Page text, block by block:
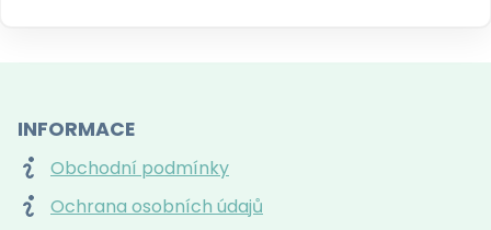
INFORMACE
Obchodní podmínky
Ochrana osobních údajů